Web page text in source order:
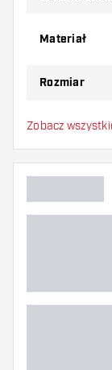
złamane
piórek, aby
Materiał
Rozmiar
Typ
Główny kolor
Zobacz